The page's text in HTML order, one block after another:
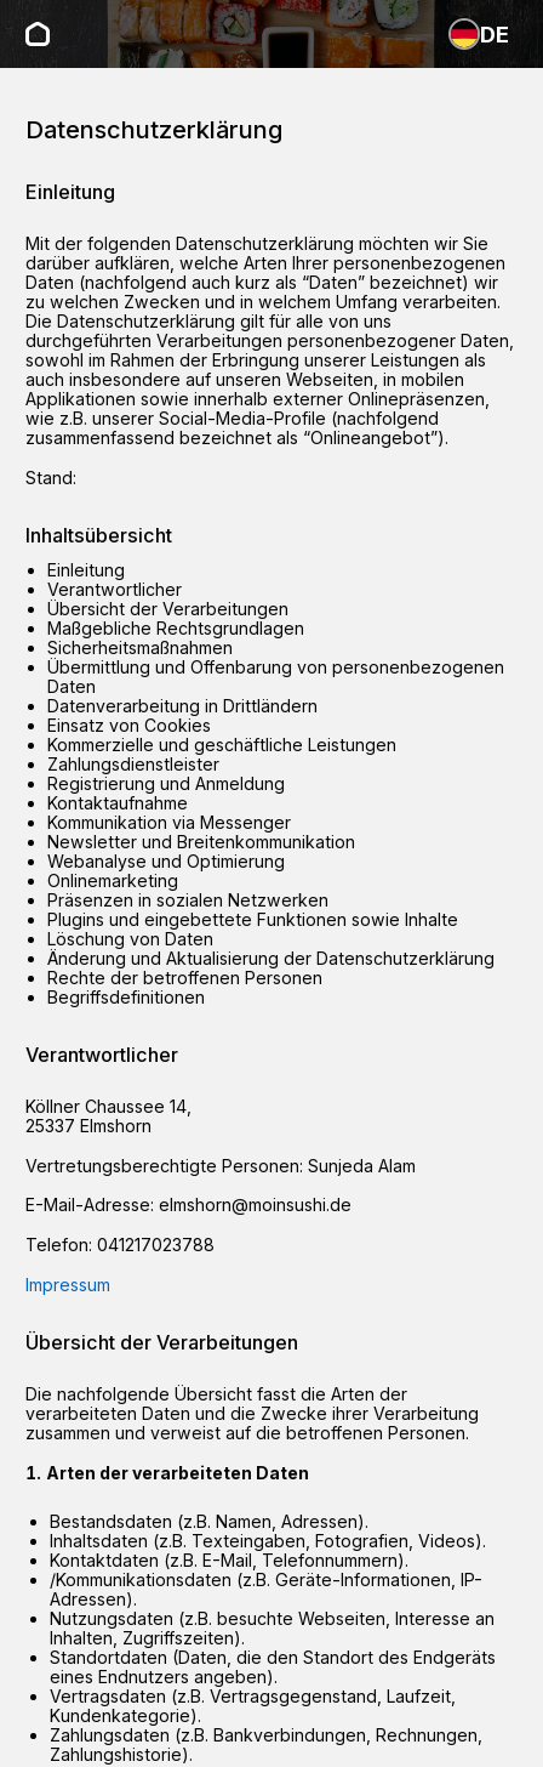
DE
Datenschutzerklärung
Einleitung
Mit der folgenden Datenschutzerklärung möchten wir Sie
darüber aufklären, welche Arten Ihrer personenbezogenen
Daten (nachfolgend auch kurz als “Daten” bezeichnet) wir
zu welchen Zwecken und in welchem Umfang verarbeiten.
Die Datenschutzerklärung gilt für alle von uns
durchgeführten Verarbeitungen personenbezogener Daten,
sowohl im Rahmen der Erbringung unserer Leistungen als
auch insbesondere auf unseren Webseiten, in mobilen
Applikationen sowie innerhalb externer Onlinepräsenzen,
wie z.B. unserer Social-Media-Profile (nachfolgend
zusammenfassend bezeichnet als “Onlineangebot”).
Stand:
Inhaltsübersicht
Einleitung
Verantwortlicher
Übersicht der Verarbeitungen
Maßgebliche Rechtsgrundlagen
Sicherheitsmaßnahmen
Übermittlung und Offenbarung von personenbezogenen
Daten
Datenverarbeitung in Drittländern
Einsatz von Cookies
Kommerzielle und geschäftliche Leistungen
Zahlungsdienstleister
Registrierung und Anmeldung
Kontaktaufnahme
Kommunikation via Messenger
Newsletter und Breitenkommunikation
Webanalyse und Optimierung
Onlinemarketing
Präsenzen in sozialen Netzwerken
Plugins und eingebettete Funktionen sowie Inhalte
Löschung von Daten
Änderung und Aktualisierung der Datenschutzerklärung
Rechte der betroffenen Personen
Begriffsdefinitionen
Verantwortlicher
Köllner Chaussee 14
25337 Elmshorn
Vertretungsberechtigte Personen: Sunjeda Alam
E-Mail-Adresse: elmshorn@moinsushi.de
Telefon: 041217023788
Impressum
Übersicht der Verarbeitungen
Die nachfolgende Übersicht fasst die Arten der
verarbeiteten Daten und die Zwecke ihrer Verarbeitung
zusammen und verweist auf die betroffenen Personen.
Arten der verarbeiteten Daten
Bestandsdaten (z.B. Namen, Adressen).
Inhaltsdaten (z.B. Texteingaben, Fotografien, Videos).
Kontaktdaten (z.B. E-Mail, Telefonnummern).
/Kommunikationsdaten (z.B. Geräte-Informationen, IP-
Adressen).
Nutzungsdaten (z.B. besuchte Webseiten, Interesse an
Inhalten, Zugriffszeiten).
Standortdaten (Daten, die den Standort des Endgeräts
eines Endnutzers angeben).
Vertragsdaten (z.B. Vertragsgegenstand, Laufzeit,
Kundenkategorie).
Zahlungsdaten (z.B. Bankverbindungen, Rechnungen,
Zahlungshistorie).